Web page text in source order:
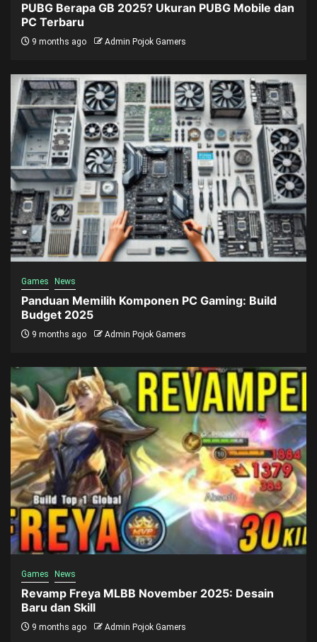
PUBG Berapa GB 2025? Ukuran PUBG Mobile dan
PC Terbaru
9 months ago Admin Pojok Gamers
Games News
Panduan Memilih Komponen PC Gaming: Build
Budget 2025
9 months ago Admin Pojok Gamers
Games News
Revamp Freya MLBB November 2025: Desain
Baru dan Skill
9 months ago Admin Pojok Gamers